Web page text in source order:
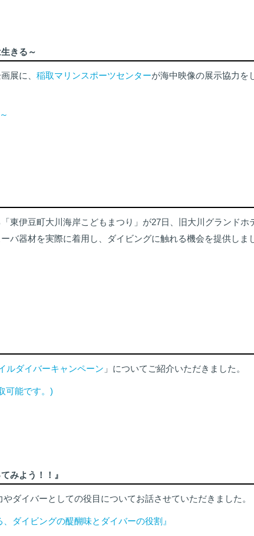
きる～
展に、 稲取マリンスポーツセンターが海中映像の展示協力を
東伊豆町大川海岸こどもまつり」が27日、旧大川グランド
バ器材を実際に着用し、ダイビングに触れる機会を提供しま
ルダイバーキャンペーン 」についてご紹介いただきました。
可能です。)
みよう！！』
ダイバーとしての役目についてお話させていただきました。
ダイビングの醍醐味とダイバーの役割』